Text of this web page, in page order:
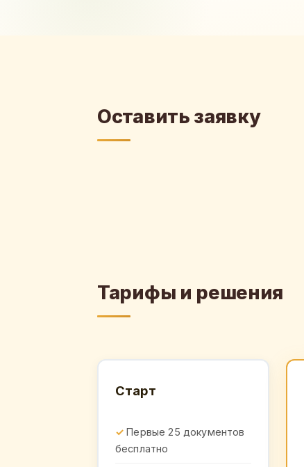
Оставить заявку
Тарифы и решения
Старт
Первые 25 документов
бесплатно